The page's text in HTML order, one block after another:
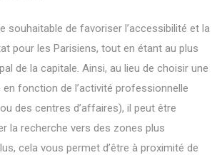
souhaitable de favoriser l’accessibilité et la
pour les Parisiens, tout en étant au plus
de la capitale. Ainsi, au lieu de choisir une
fonction de l’activité professionnelle
des centres d’affaires), il peut être
la recherche vers des zones plus
cela vous permet d’être à proximité de